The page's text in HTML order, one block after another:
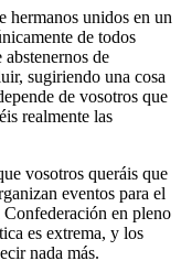
hermanos unidos en un
de todos
de
sugiriendo una cosa
de vosotros que
realmente las
vosotros queráis que
eventos para el
Confederación en pleno
es extrema, y los
nada más.